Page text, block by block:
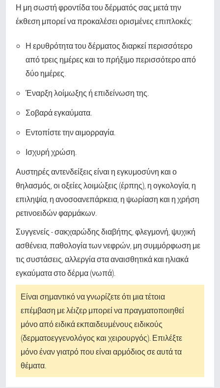
Η μη σωστή φροντίδα του δέρματός σας μετά την
έκθεση μπορεί να προκαλέσει ορισμένες επιπλοκές:
Η ερυθρότητα του δέρματος διαρκεί περισσότερο
από τρεις ημέρες και το πρήξιμο περισσότερο από
δύο ημέρες.
Έναρξη λοίμωξης ή επιδείνωση της.
Σοβαρά εγκαύματα.
Εντοπίστε την αιμορραγία.
Ισχυρή χρώση.
Αυστηρές αντενδείξεις είναι η εγκυμοσύνη και ο
θηλασμός, οι οξείες λοιμώξεις (έρπης), η ογκολογία, η
επιληψία, η ανοσοανεπάρκεια, η ψωρίαση και η χρήση
ρετινοειδών φαρμάκων.
Συγγενείς - σακχαρώδης διαβήτης, φλεγμονή, ψυχική
ασθένεια, παθολογία των νεφρών, μη συμμόρφωση με
τις συστάσεις, αλλεργία στα αναισθητικά και ηλιακά
εγκαύματα στο δέρμα (νωπά).
Είναι σημαντικό να γνωρίζετε ότι μια τέτοια
επέμβαση με λέιζερ μπορεί να πραγματοποιηθεί
μόνο από ειδικά εκπαιδευμένους ειδικούς
(δερματοεγγενολόγος και χειρουργός). Επιλέξτε
μόνο έναν γιατρό που είναι αρμόδιος σε αυτά τα
θέματα.